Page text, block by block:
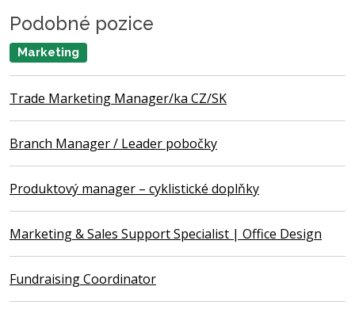
Podobné pozice
Marketing
Trade Marketing Manager/ka CZ/SK
Branch Manager / Leader pobočky
Produktový manager – cyklistické doplňky
Marketing & Sales Support Specialist | Office Design
Fundraising Coordinator